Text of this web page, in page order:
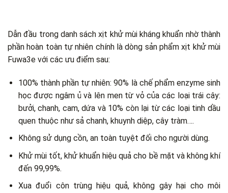
Dẫn đầu trong danh sách xịt khử mùi kháng khuẩn nhờ thành
phần hoàn toàn tự nhiên chính là dòng sản phẩm xịt khử mùi
Fuwa3e với các ưu điểm sau:
100% thành phần tự nhiên: 90% là chế phẩm enzyme sinh
học được ngâm ủ và lên men từ vỏ của các loại trái cây:
bưởi, chanh, cam, dứa và 10% còn lại từ các loại tinh dầu
quen thuộc như sả chanh, khuynh diệp, cây tràm….
Không sử dụng cồn, an toàn tuyệt đối cho người dùng.
Khử mùi tốt, khử khuẩn hiệu quả cho bề mặt và không khí
đến 99,99%.
Xua đuổi côn trùng hiệu quả, không gây hại cho môi